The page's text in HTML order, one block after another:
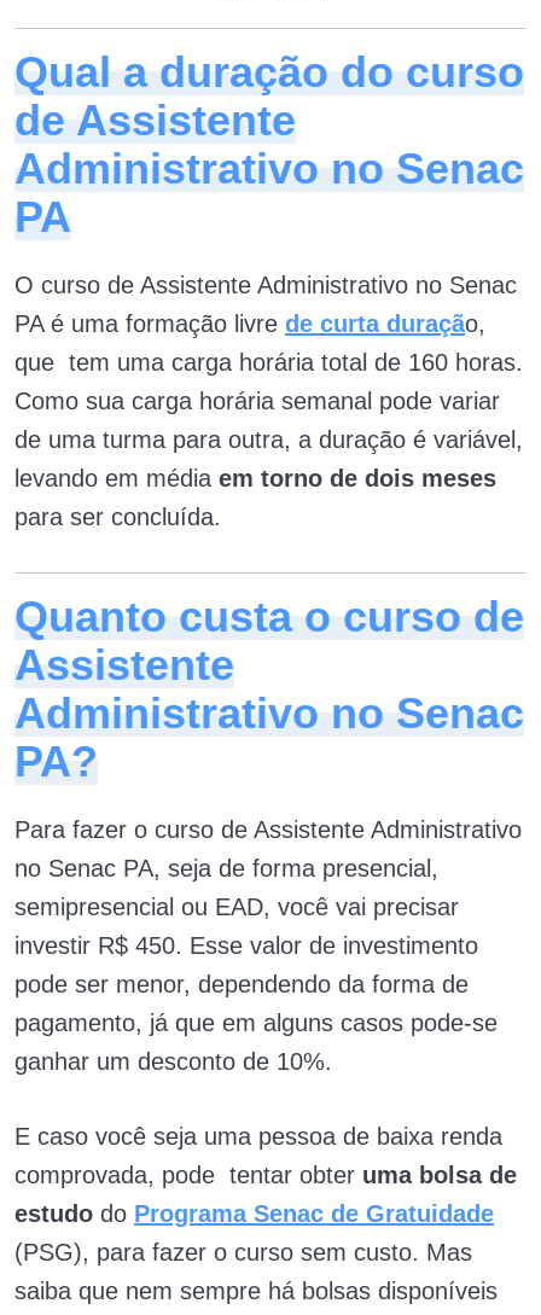
Qual a duração do curso
de Assistente
Administrativo no Senac
PA
O curso de Assistente Administrativo no Senac
PA é uma formação livre de curta duração,
que tem uma carga horária total de 160 horas.
Como sua carga horária semanal pode variar
de uma turma para outra, a duração é variável,
levando em média em torno de dois meses
para ser concluída.
Quanto custa o curso de
Assistente
Administrativo no Senac
PA?
Para fazer o curso de Assistente Administrativo
no Senac PA, seja de forma presencial,
semipresencial ou EAD, você vai precisar
investir R$ 450. Esse valor de investimento
pode ser menor, dependendo da forma de
pagamento, já que em alguns casos pode-se
ganhar um desconto de 10%.
E caso você seja uma pessoa de baixa renda
comprovada, pode tentar obter uma bolsa de
estudo do Programa Senac de Gratuidade
(PSG), para fazer o curso sem custo. Mas
saiba que nem sempre há bolsas disponíveis